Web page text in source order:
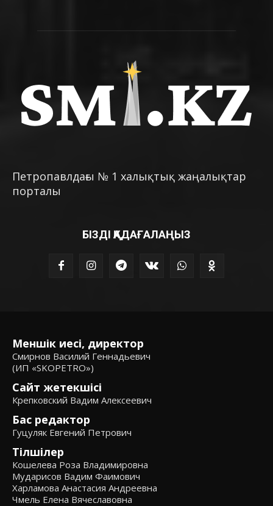
Петропавлдағы № 1 халықтық жаңалықтар
порталы
БІЗДІ ҚАДАҒАЛАҢЫЗ
Меншік иесі, директор
Смирнов Василий Геннадьевич
(ИП «SKOPETRO»)
Сайт жетекшісі
Крепковский Вадим Алексеевич
Бас редактор
Гуцуляк Евгений Петрович
Тілшілер
Кошелева Роза Владимировна
Мударисов Вадим Фаимович
Харламова Анастасия Андреевна
Чмель Елена Вячеславовна